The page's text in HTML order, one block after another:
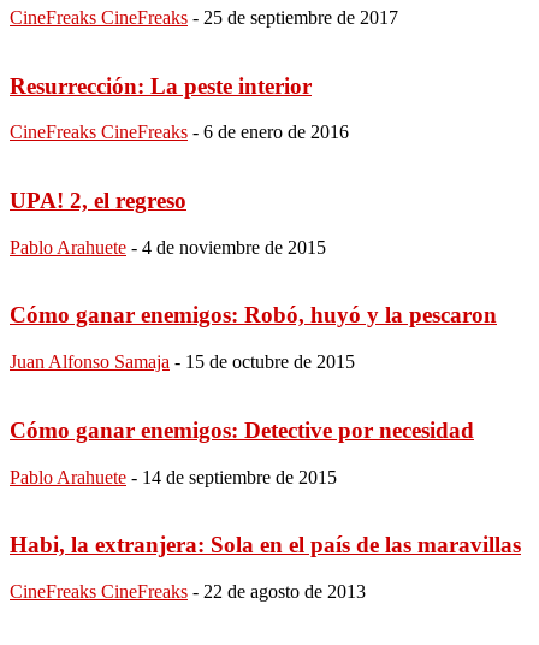
CineFreaks CineFreaks - 25 de septiembre de 2017
Resurrección: La peste interior
CineFreaks CineFreaks - 6 de enero de 2016
UPA! 2, el regreso
Pablo Arahuete - 4 de noviembre de 2015
Cómo ganar enemigos: Robó, huyó y la pescaron
Juan Alfonso Samaja - 15 de octubre de 2015
Cómo ganar enemigos: Detective por necesidad
Pablo Arahuete - 14 de septiembre de 2015
Habi, la extranjera: Sola en el país de las maravillas
CineFreaks CineFreaks - 22 de agosto de 2013